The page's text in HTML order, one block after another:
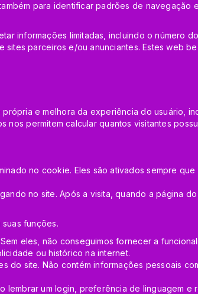
para identificar padrões de navegação e
informações limitadas, incluindo o número
parceiros e/ou anunciantes. Estes web
e melhora da experiência do usuário,
permitem calcular quantos visitantes
no cookie. Eles são ativados sempre que
no site. Após a visita, quando a página do
funções.
eles, não conseguimos fornecer a
ou histórico na internet.
do site. Não contém informações pessoais
lembrar um login, preferência de linguagem e